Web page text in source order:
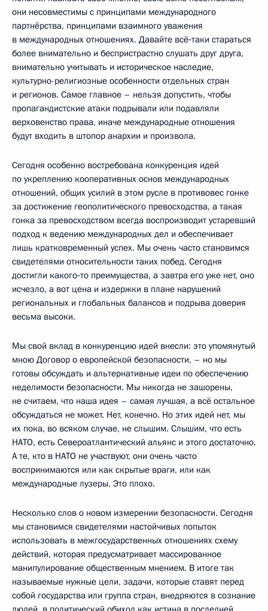
они несовместимы с принципами международного
партнёрства, принципами взаимного уважения
в международных отношениях. Давайте всё‑таки стараться
более внимательно и беспристрастно слушать друг друга,
внимательно учитывать и историческое наследие,
культурно-религиозные особенности отдельных стран
и регионов. Самое главное – нельзя допустить, чтобы
пропагандистские атаки подрывали или подавляли
верховенство права, иначе международные отношения
будут входить в штопор анархии и произвола.
Сегодня особенно востребована конкуренция идей
по укреплению кооперативных основ международных
отношений, общих усилий в этом русле в противовес гонке
за достижение геополитического превосходства, а такая
гонка за превосходством всегда воспроизводит устаревший
подход к ведению международных дел и обеспечивает
лишь кратковременный успех. Мы очень часто становимся
свидетелями относительности таких побед. Сегодня
достигли какого‑то преимущества, а завтра его уже нет, оно
исчезло, а вот цена и издержки в плане нарушений
региональных и глобальных балансов и подрыва доверия
весьма высоки.
Мы свой вклад в конкуренцию идей внесли: это упомянутый
мною Договор о европейской безопасности, – но мы
готовы обсуждать и альтернативные идеи по обеспечению
неделимости безопасности. Мы никогда не зашорены,
не считаем, что наша идея – самая лучшая, а всё остальное
обсуждаться не может. Нет, конечно. Но этих идей нет, мы
их пока, во всяком случае, не слышим. Слышим, что есть
НАТО, есть Североатлантический альянс и этого достаточно.
А те, кто в НАТО не участвуют, они очень часто
воспринимаются или как скрытые враги, или как
международные лузеры. Это плохо.
Несколько слов о новом измерении безопасности. Сегодня
мы становимся свидетелями настойчивых попыток
использовать в межгосударственных отношениях схему
действий, которая предусматривает массированное
манипулирование общественным мнением. В итоге так
называемые нужные цели, задачи, которые ставят перед
собой государства или группа стран, внедряются в сознание